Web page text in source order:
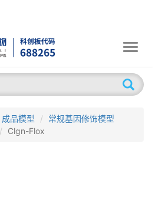
Toggle
成品模型
常规基因修饰模型
Clgn-Flox